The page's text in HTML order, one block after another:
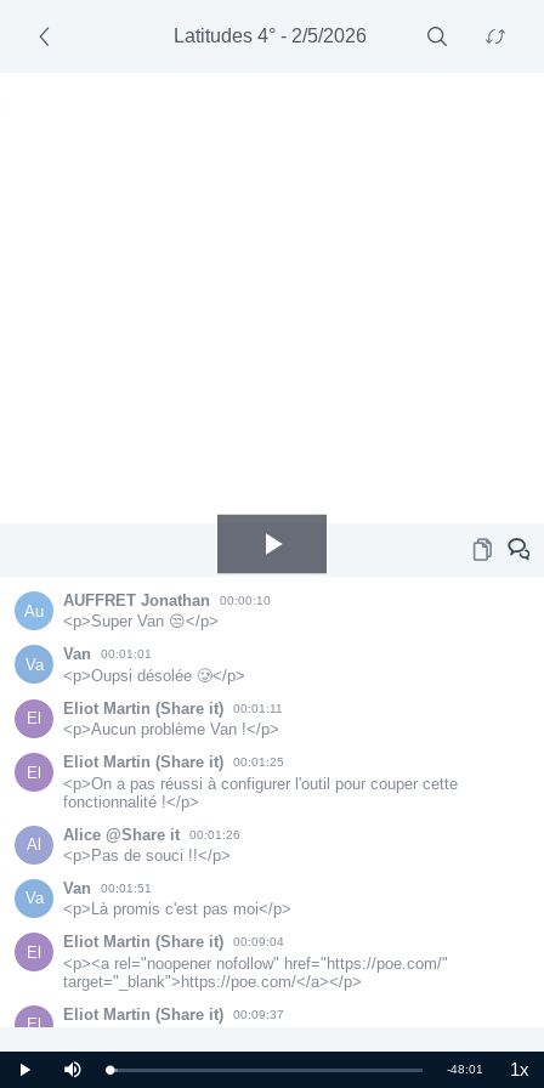
Latitudes 4° - 2/5/2026
Play
Play Mute Loaded:
Remaining
-48:01 1x
Au
AUFFRET Jonathan 00:00:10
<p>Super Van 😒</p>
Va
Van 00:01:01
<p>Oupsi désolée 🥲</p>
El
Eliot Martin (Share it) 00:01:11
<p>Aucun problème Van !</p>
El
Eliot Martin (Share it) 00:01:25
<p>On a pas réussi à configurer l'outil pour couper cette
fonctionnalité !</p>
Al
Alice @Share it 00:01:26
<p>Pas de souci !!</p>
Va
Van 00:01:51
<p>Là promis c'est pas moi</p>
El
Eliot Martin (Share it) 00:09:04
<p><a rel="noopener nofollow" href="https://poe.com/"
target="_blank">https://poe.com/</a></p>
El
Eliot Martin (Share it) 00:09:37
sur un même cas d'usage</p>